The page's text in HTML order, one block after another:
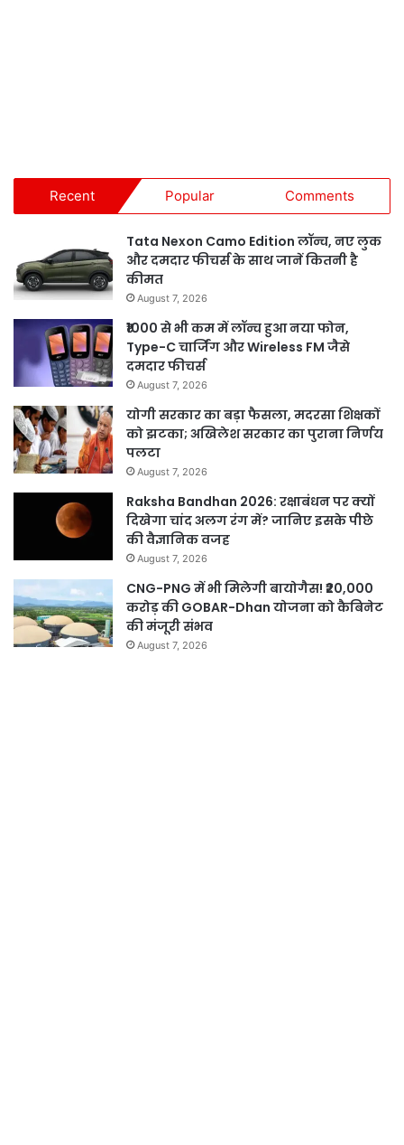
Recent Popular Comments
Tata Nexon Camo Edition लॉन्च, नए लुक
और दमदार फीचर्स के साथ जानें कितनी है
कीमत
August 7, 2026
₹1000 से भी कम में लॉन्च हुआ नया फोन,
Type-C चार्जिंग और Wireless FM जैसे
दमदार फीचर्स
August 7, 2026
योगी सरकार का बड़ा फैसला, मदरसा शिक्षकों
को झटका; अखिलेश सरकार का पुराना निर्णय
पलटा
August 7, 2026
Raksha Bandhan 2026: रक्षाबंधन पर क्यों
दिखेगा चांद अलग रंग में? जानिए इसके पीछे
की वैज्ञानिक वजह
August 7, 2026
CNG-PNG में भी मिलेगी बायोगैस! ₹20,000
करोड़ की GOBAR-Dhan योजना को कैबिनेट
की मंजूरी संभव
August 7, 2026